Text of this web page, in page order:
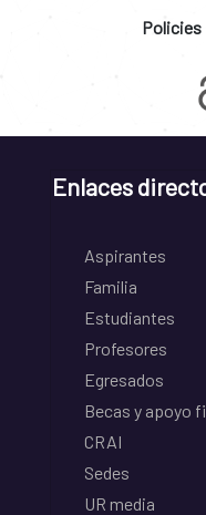
Policies
Enlaces
Aspirantes
Familia
Estudiantes
Profesores
Egresados
Becas y apoyo
CRAI
Sedes
UR media